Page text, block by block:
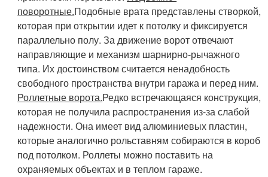
поворотные.Подобные врата представлены створкой,
которая при открытии идет к потолку и фиксируется
параллельно полу. За движение ворот отвечают
направляющие и механизм шарнирно-рычажного
типа. Их достоинством считается ненадобность
свободного пространства внутри гаража и перед ним.
Роллетные ворота.Редко встречающаяся конструкция,
которая не получила распространения из-за слабой
надежности. Она имеет вид алюминиевых пластин,
которые аналогично рольставням собираются в короб
под потолком. Роллеты можно поставить на
охраняемых объектах и в теплом гараже.